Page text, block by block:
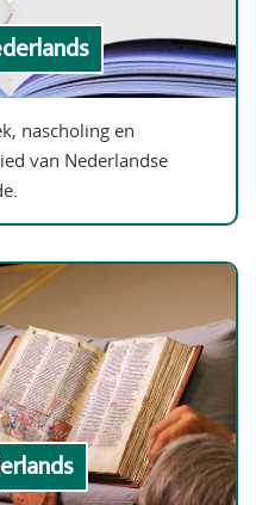
nascholing en
van Nederlandse